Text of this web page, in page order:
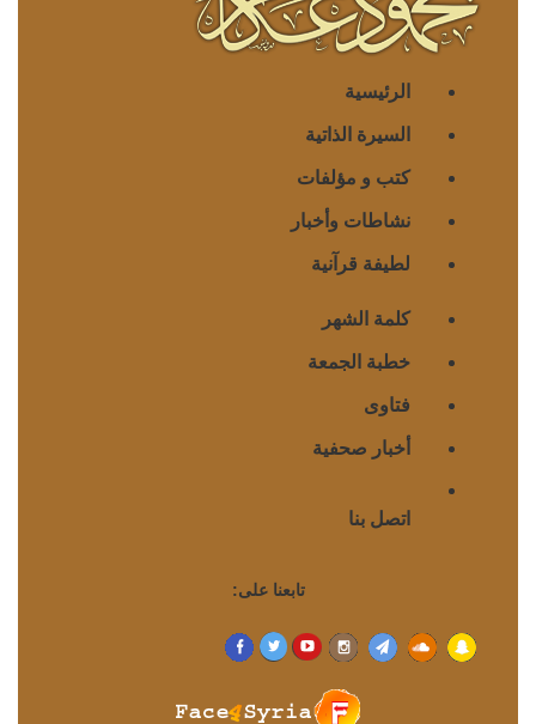
الرئيسية
السيرة الذاتية
كتب و مؤلفات
نشاطات وأخبار
لطيفة قرآنية
كلمة الشهر
خطبة الجمعة
فتاوى
أخبار صحفية
اتصل بنا
تابعنا على: